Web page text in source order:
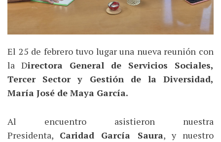
El 25 de febrero tuvo lugar una nueva reunión con
la Directora General de Servicios Sociales,
Tercer Sector y Gestión de la Diversidad,
María José de Maya García.
Al encuentro asistieron nuestra
Presidenta, Caridad García Saura, y nuestro